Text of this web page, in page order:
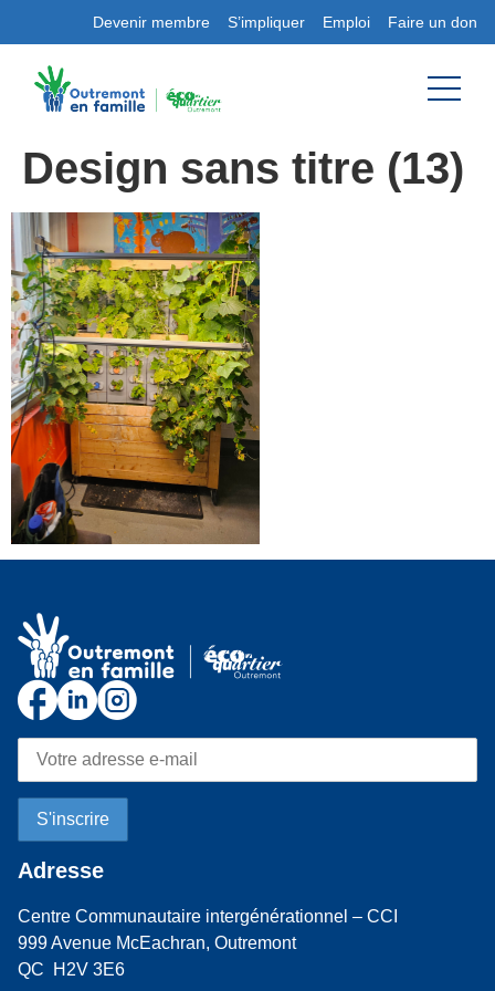
Devenir membre S’impliquer Emploi Faire un don
Design sans titre (13)
Adresse
Centre Communautaire intergénérationnel – CCI
999 Avenue McEachran, Outremont
QC H2V 3E6